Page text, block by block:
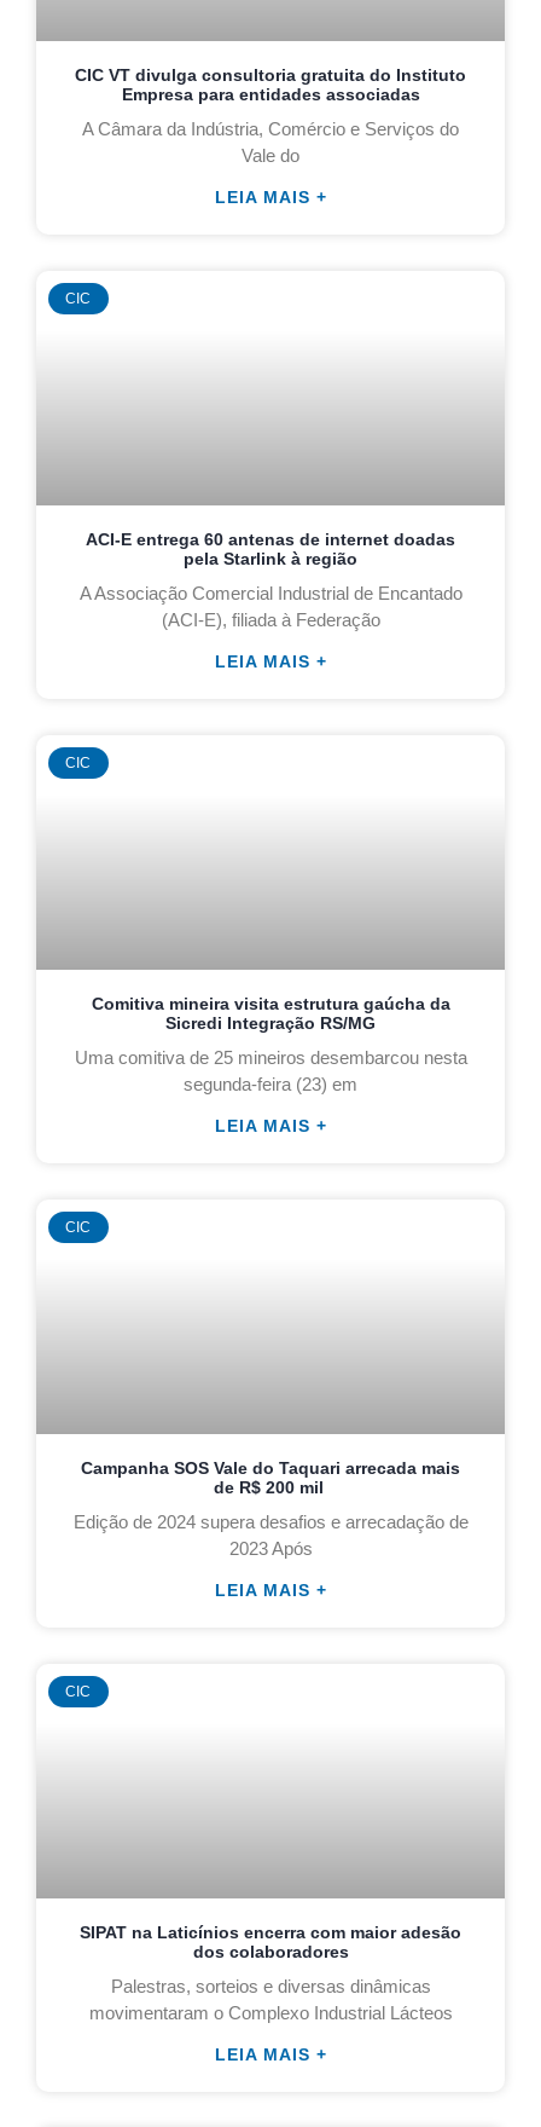
CIC VT divulga consultoria gratuita do Instituto
Empresa para entidades associadas
A Câmara da Indústria, Comércio e Serviços do
Vale do
LEIA MAIS +
CIC
ACI-E entrega 60 antenas de internet doadas
pela Starlink à região
A Associação Comercial Industrial de Encantado
(ACI-E), filiada à Federação
LEIA MAIS +
CIC
Comitiva mineira visita estrutura gaúcha da
Sicredi Integração RS/MG
Uma comitiva de 25 mineiros desembarcou nesta
segunda-feira (23) em
LEIA MAIS +
CIC
Campanha SOS Vale do Taquari arrecada mais
de R$ 200 mil
Edição de 2024 supera desafios e arrecadação de
2023 Após
LEIA MAIS +
CIC
SIPAT na Laticínios encerra com maior adesão
dos colaboradores
Palestras, sorteios e diversas dinâmicas
movimentaram o Complexo Industrial Lácteos
LEIA MAIS +